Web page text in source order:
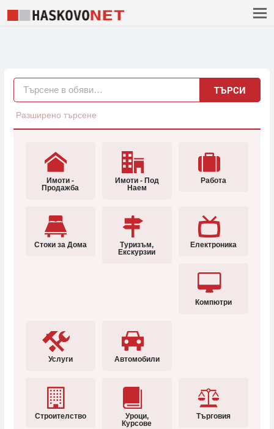
ТЪРСИ
Разширено търсене
Имоти -
Продажба
Имоти - Под
Наем
Работа
Стоки за Дома
Туризъм,
Екскурзии
Електроника
Компютри
Услуги Автомобили
Строителство
Уроци,
Курсове
Търговия